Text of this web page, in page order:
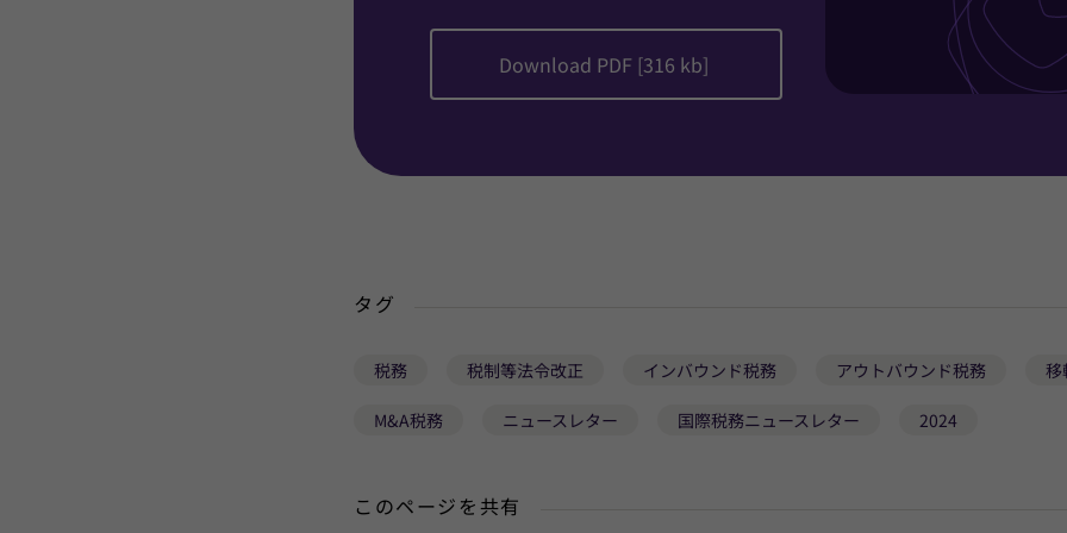
Download PDF [316 kb]
タグ
税務 税制等法令改正 インバウンド税務 アウトバウンド税務 移
M&A税務 ニュースレター 国際税務ニュースレター 2024
このページを共有